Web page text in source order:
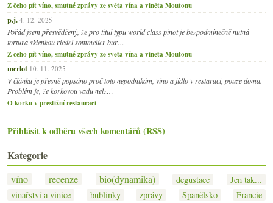
Z čeho pít víno, smutné zprávy ze světa vína a viněta Moutonu
p.j. 4. 12. 2025
Pořád jsem přesvědčený, že pro titul typu world class pinot je bezpodmínečně nutná
tortura sklenkou riedel sommelier bur…
Z čeho pít víno, smutné zprávy ze světa vína a viněta Moutonu
merlot 10. 11. 2025
V článku je přesně popsáno proč toto nepodnikám, víno a jídlo v restaraci, pouze doma.
Problém je, že korkovou vadu nelz…
O korku v prestižní restauraci
Přihlásit k odběru všech komentářů (RSS)
Kategorie
víno recenze bio(dynamika) degustace
Jen tak...
vinařství a vinice
bublinky zprávy Španělsko
Francie